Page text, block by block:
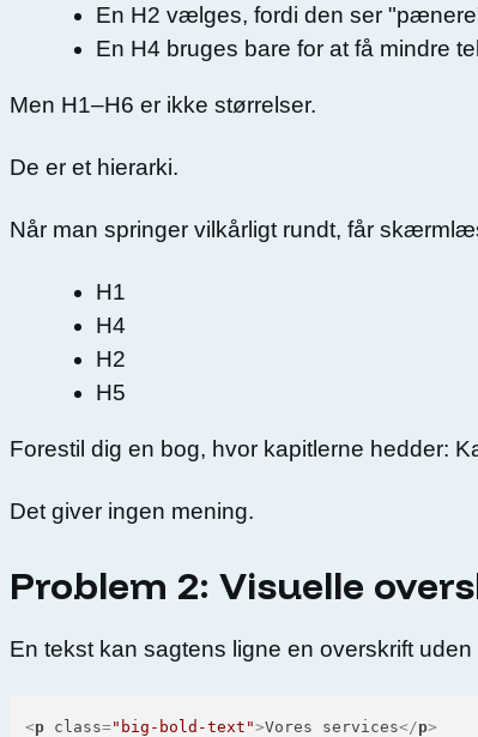
En H2 vælges, fordi den ser
En H4 bruges bare for at få mindre
Men H1–H6 er ikke størrelser.
De er et hierarki.
Når man springer vilkårligt rundt, får
H1
H4
H2
H5
Forestil dig en bog, hvor kapitlerne hedder:
Det giver ingen mening.
Problem 2: Visuelle
En tekst kan sagtens ligne en overskrift
<p class="big-bold-text">Vores services</p>